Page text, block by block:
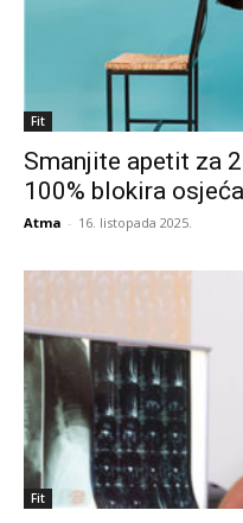
Fit
Smanjite apetit za
100% blokira
Atma - 16. listopada 2025.
Fit